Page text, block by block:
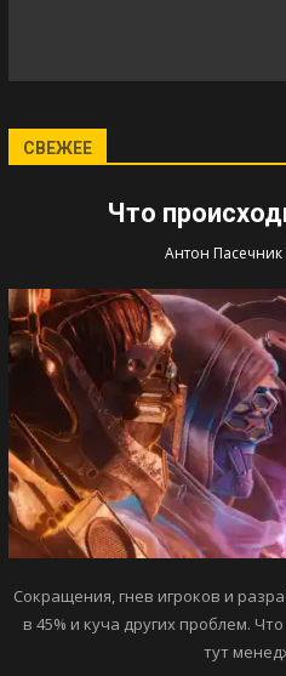
СВЕЖЕЕ
Что
Антон Пасечник
Сокращения, гнев игроков и
в 45% и куча других проблем.
тут